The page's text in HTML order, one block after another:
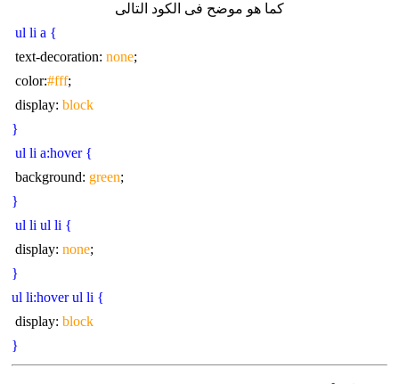
كما هو موضح فى الكود التالى
} ul li a
;text-decoration:
none
;color:
#fff
display:block
{
} ul li a:hover
;background:
green
{
} ul li ul li
;display:
none
{
} ul li:hover ul li
display:block
{